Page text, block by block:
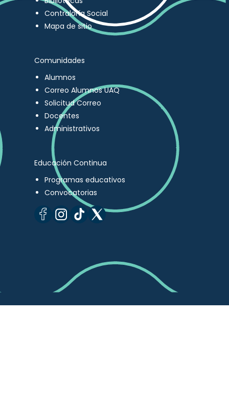
Contraloría Social
Mapa de sitio
Comunidades
Alumnos
Correo Alumnos UAQ
Solicitud Correo
Docentes
Administrativos
Educación Continua
Programas educativos
Convocatorias